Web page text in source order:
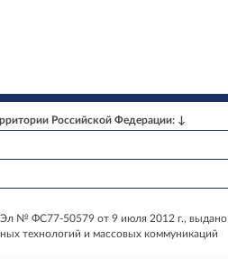
Российской Федерации: ↓
Эл № ФС77-50579 от 9 июля 2012 г., выдано
технологий и массовых коммуникаций